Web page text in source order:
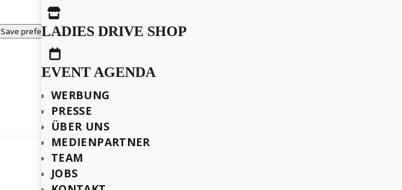
Save preferences
View preferences

LADIES DRIVE SHOP

EVENT AGENDA
WERBUNG
PRESSE
ÜBER UNS
MEDIENPARTNER
TEAM
JOBS